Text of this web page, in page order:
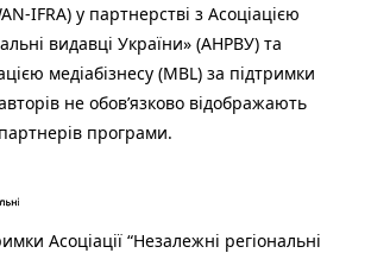
IFRA) у партнерстві з Асоціацією
видавці України» (АНРВУ) та
медіабізнесу (MBL) за підтримки
не обов’язково відображають
програми.
Асоціації “Незалежні регіональні